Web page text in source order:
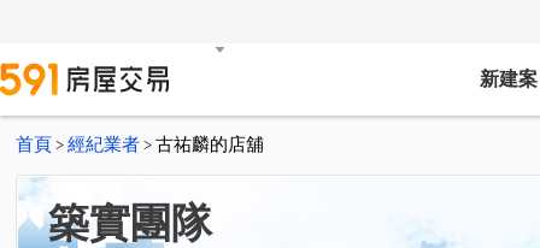
新建案
首頁 > 經紀業者 > 古祐麟的店舖
築實團隊